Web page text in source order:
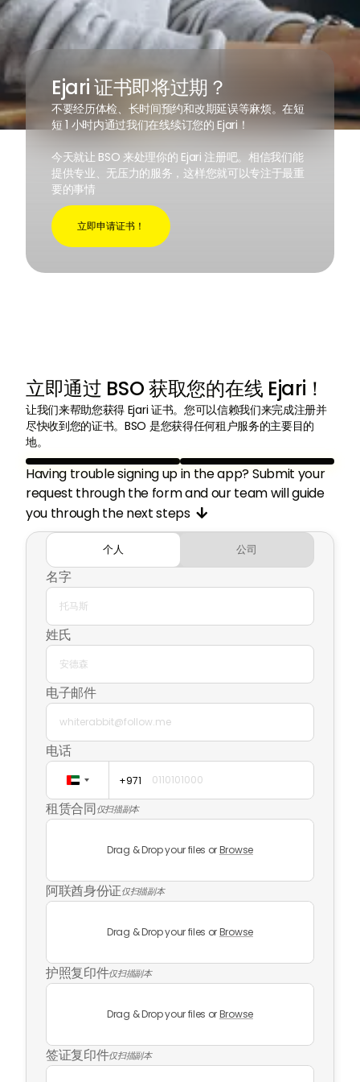
Ejari 证书即将过期？
不要经历体检、长时间预约和改期延误等麻烦。在短
短 1 小时内通过我们在线续订您的 Ejari！
今天就让 BSO 来处理你的 Ejari 注册吧。相信我们能
提供专业、无压力的服务，这样您就可以专注于最重
要的事情
立即申请证书！
立即通过 BSO 获取您的在线 Ejari！
让我们来帮助您获得 Ejari 证书。您可以信赖我们来完成注册并
尽快收到您的证书。BSO 是您获得任何租户服务的主要目的
地。
Having trouble signing up in the app? Submit your
request through the form and our team will guide
you through the next steps
个人 公司
名字
姓氏
电子邮件
电话
United
Arab
Emirates
+971
租赁合同仅扫描副本
Drag & Drop your files orBrowse
阿联酋身份证仅扫描副本
Drag & Drop your files orBrowse
护照复印件仅扫描副本
Drag & Drop your files orBrowse
签证复印件仅扫描副本